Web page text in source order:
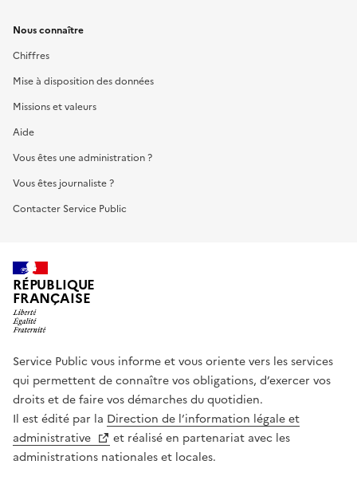
Nous connaître
Chiffres
Mise à disposition des données
Missions et valeurs
Aide
Vous êtes une administration ?
Vous êtes journaliste ?
Contacter Service Public
RÉPUBLIQUE
FRANÇAISE
Service Public vous informe et vous oriente vers les services
qui permettent de connaître vos obligations, d’exercer vos
droits et de faire vos démarches du quotidien.
Il est édité par la Direction de l’information légale et
administrative
et réalisé en partenariat avec les
administrations nationales et locales.